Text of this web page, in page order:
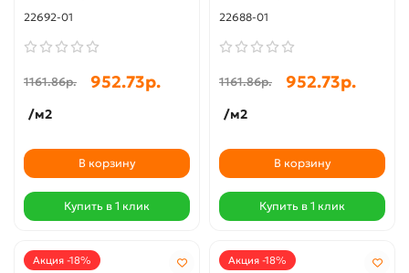
22692-01
1161.86р. 952.73р.
/м2
В корзину
Купить в 1 клик
22688-01
1161.86р. 952.73р.
/м2
В корзину
Купить в 1 клик
Акция -18% Акция -18%